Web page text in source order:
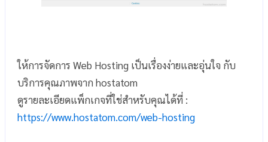
ให้การจัดการ Web Hosting เป็นเรื่องง่ายและอุ่นใจ กับ
บริการคุณภาพจาก hostatom
ดูรายละเอียดแพ็กเกจที่ใช่สำหรับคุณได้ที่ :
https://www.hostatom.com/web-hosting